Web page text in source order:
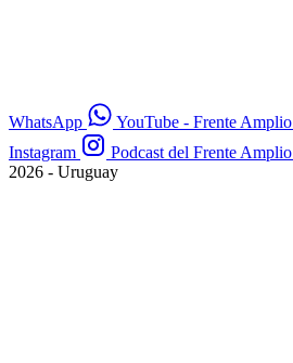
WhatsApp YouTube - Frente Amplio
Instagram
Podcast del Frente Amplio
2026 - Uruguay